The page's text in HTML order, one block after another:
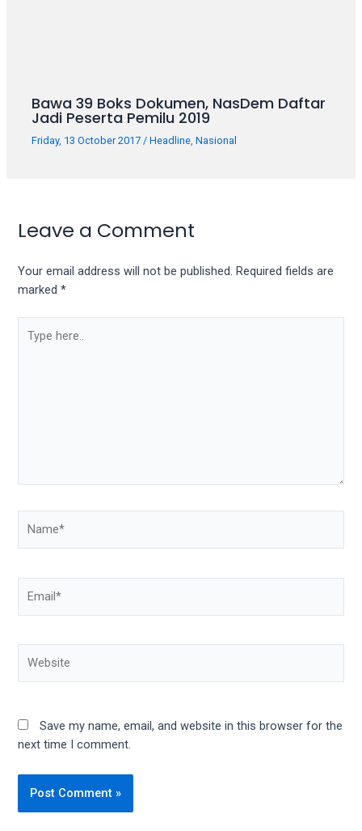
Bawa 39 Boks Dokumen, NasDem Daftar
Jadi Peserta Pemilu 2019
Friday, 13 October 2017/Headline,Nasional
Leave a Comment
Your email address will not be published. Required fields are
marked*
here..
Save my name, email, and website in this browser for the
next time I comment.